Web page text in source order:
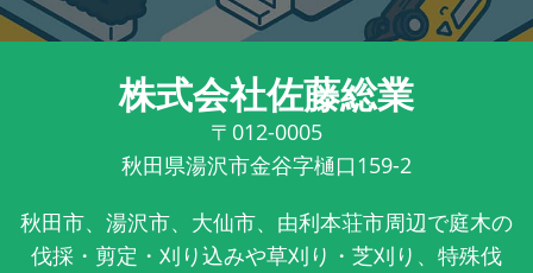
株式会社佐藤総業
〒012-0005
秋田県湯沢市金谷字樋口159-2
秋田市、湯沢市、大仙市、由利本荘市周辺で庭木の
伐採・剪定・刈り込みや草刈り・芝刈り、特殊伐